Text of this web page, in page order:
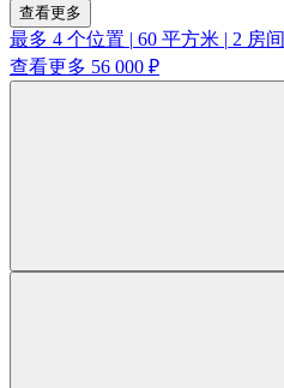
查看更多
最多 4 个位置 | 60 平方米 | 2 房间
查看更多 56 000 ₽